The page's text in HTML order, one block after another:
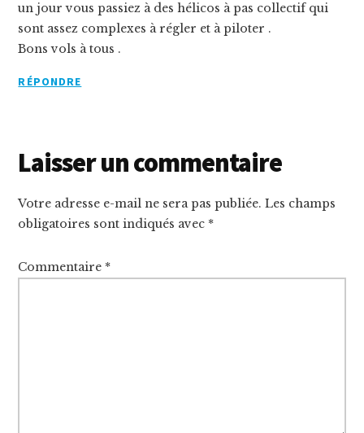
un jour vous passiez à des hélicos à pas collectif qui
sont assez complexes à régler et à piloter .
Bons vols à tous .
RÉPONDRE
Laisser un commentaire
Votre adresse e-mail ne sera pas publiée. Les champs
obligatoires sont indiqués avec *
Commentaire *